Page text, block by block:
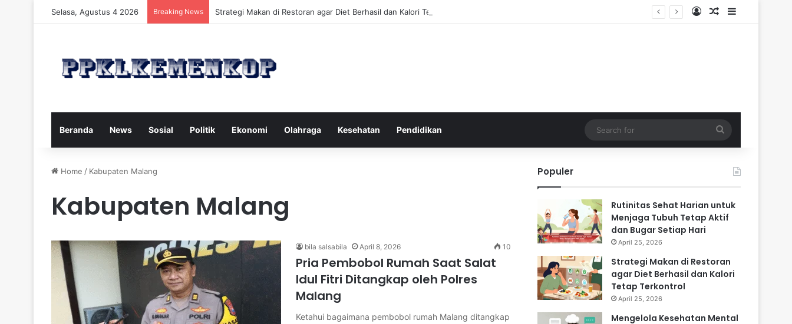
Selasa, Agustus 4 2026 Breaking News Strategi Makan di Restoran agar Diet Berhasil dan Kalori Tetap Terkontrol Log InRandom Article
Sidebar
Beranda News Sosial Politik Ekonomi Olahraga Kesehatan Pendidikan
for
Home / Kabupaten Malang
Kabupaten Malang
bila salsabila April 8, 2026 10
Pria Pembobol Rumah Saat Salat
Idul Fitri Ditangkap oleh Polres
Malang
Ketahui bagaimana pembobol rumah Malang ditangkap
Populer
Rutinitas Sehat Harian untuk
Menjaga Tubuh Tetap Aktif
dan Bugar Setiap Hari
April 25, 2026
Strategi Makan di Restoran
agar Diet Berhasil dan Kalori
Tetap Terkontrol
April 25, 2026
Mengelola Kesehatan Mental